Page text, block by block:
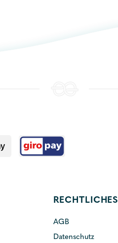
RECHTLICHES
AGB
Datenschutz